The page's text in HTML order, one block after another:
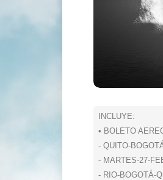
INCLUYE:
• BOLETO
- QUITO-
- MARTES-27-
- RIO-BOGOTÁ-